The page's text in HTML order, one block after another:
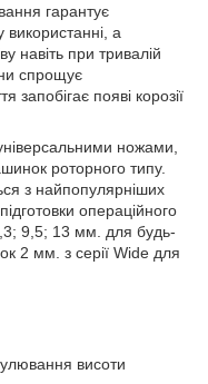
гарантує
а
навіть при тривалій
спрощує
появі корозії
ножами,
роторного типу.
з найпопулярніших
операційного
9,5; 13 мм. для будь-
2 мм. з серії Wide для
висоти